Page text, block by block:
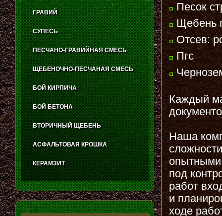
Песок
Щебень
Отсев:
Пгс
Каждый
Наша
опытными
под
работ
и
ходе
ГРАВИЙ
СУПЕСЬ
ПЕСЧАНО-ГРАВИЙНАЯ СМЕСЬ
ЩЕБЕНОЧНО-ПЕСЧАНАЯ СМЕСЬ
БОЙ КИРПИЧА
БОЙ БЕТОНА
ВТОРИЧНЫЙ ЩЕБЕНЬ
АСФАЛЬТОВАЯ КРОШКА
КЕРАМЗИТ